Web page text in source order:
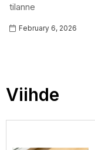
tilanne
February 6, 2026
Viihde